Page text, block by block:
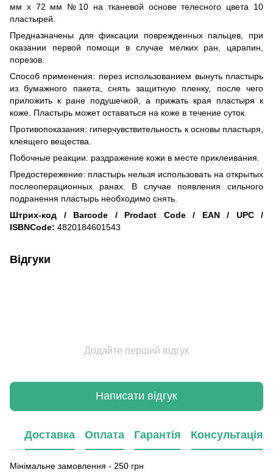
мм х 72 мм №10 на тканевой основе телесного цвета 10
пластырей.
Предназначены для фиксации поврежденных пальцев, при
оказании первой помощи в случае мелких ран, царапин,
порезов.
Способ применения: перез использованием вынуть пластырь
из бумажного пакета, снять защитную пленку, после чего
приложить к ране подушечкой, а прижать края пластыря к
коже. Пластырь может оставаться на коже в течение суток.
Противопоказания: гиперчувствительность к основы пластыря,
клеящего вещества.
Побочные реакции: раздражение кожи в месте приклеивания.
Предостережение: пластырь нельзя использовать на открытых
послеоперационных ранах. В случае появления сильного
подранення пластырь необходимо снять.
Штрих-код / Barcode / Prodact Code / EAN / UPC /
ISBNCode: 4820184601543
Відгуки
Додайте перший відгук
Написати відгук
Доставка Оплата Гарантія Консультація
Мінімальне замовлення - 250 грн